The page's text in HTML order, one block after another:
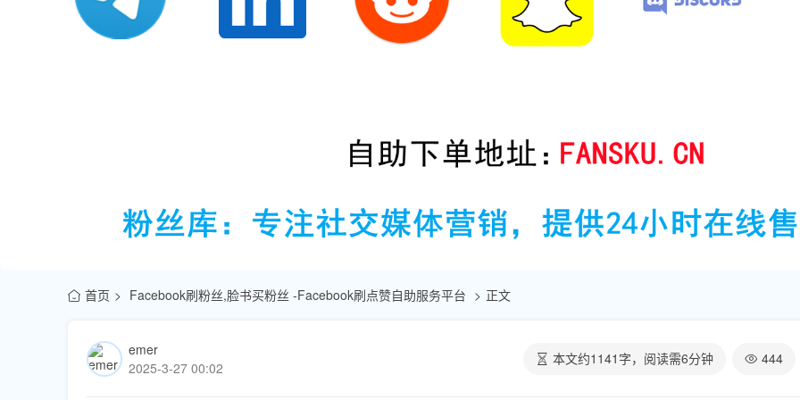
首页 Facebook刷粉丝,脸书买粉丝 -Facebook刷点赞自助服务平台 正文
emer
2025-3-27 00:02
本文约1141 字，阅读需6分钟 444